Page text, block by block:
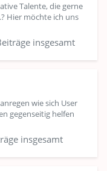
Talente, die gerne
Hier möchte ich uns
insgesamt
wie sich User
gegenseitig helfen
insgesamt